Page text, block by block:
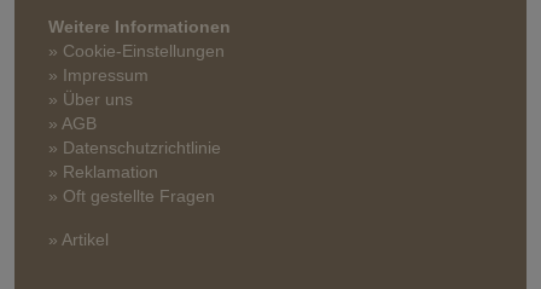
Weitere Informationen
» Cookie-Einstellungen
» Impressum
» Über uns
» AGB
» Datenschutzrichtlinie
» Reklamation
» Oft gestellte Fragen
» Artikel